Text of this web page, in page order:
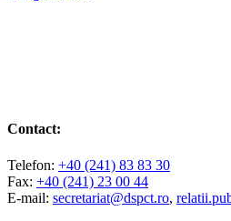
Contact:
Telefon: +40 (241) 83 83 30
Fax: +40 (241) 23 00 44
E-mail: secretariat@dspct.ro,